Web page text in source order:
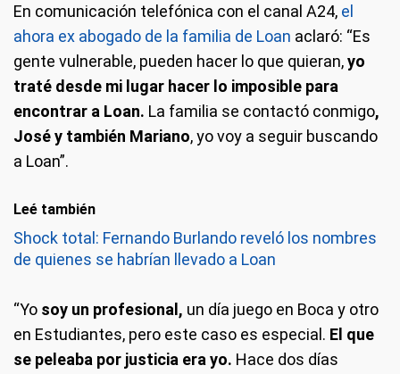
En comunicación telefónica con el canal A24, el
ahora ex abogado de la familia de Loan aclaró: “Es
gente vulnerable, pueden hacer lo que quieran,yo
traté desde mi lugar hacer lo imposible para
encontrar a Loan. La familia se contactó conmigo,
José y también Mariano, yo voy a seguir buscando
a Loan”.
Leé también
Shock total: Fernando Burlando reveló los nombres
de quienes se habrían llevado a Loan
“Yo soy un profesional, un día juego en Boca y otro
en Estudiantes, pero este caso es especial. El que
se peleaba por justicia era yo. Hace dos días